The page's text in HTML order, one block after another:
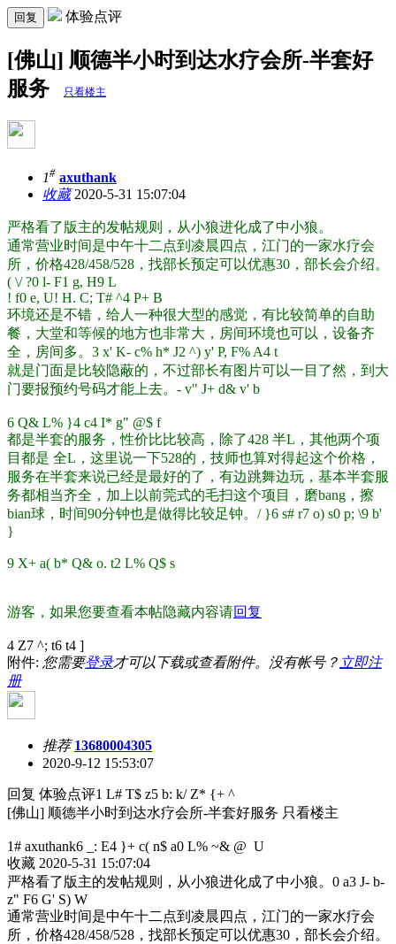
回复 体验点评
[佛山] 顺德半小时到达水疗会所-半套好
服务
只看楼主
1# axuthank
收藏2020-5-31 15:07:04
严格看了版主的发帖规则，从小狼进化成了中小狼。
通常营业时间是中午十二点到凌晨四点，江门的一家水疗会
所，价格428/458/528，找部长预定可以优惠30，部长会介绍。
( \/ ?0 l- F1 g, H9 L
! f0 e, U! H. C; T# ^4 P+ B
环境还是不错，给人一种很大型的感觉，有比较简单的自助
餐，大堂和等候的地方也非常大，房间环境也可以，设备齐
全，房间多。 3 x' K- c% h* J2 ^) y' P, F% A4 t
就是门面是比较隐蔽的，不过部长有图片可以一目了然，到大
门要报预约号码才能上去。 - v" J+ d& v' b
6 Q& L% }4 c4 I* g" @$ f
都是半套的服务，性价比比较高，除了428 半L，其他两个项
目都是 全L，这里说一下528的，技师也算对得起这个价格，
服务在半套来说已经是最好的了，有边跳舞边玩，基本半套服
务都相当齐全，加上以前莞式的毛扫这个项目，磨bang，擦
bian球，时间90分钟也是做得比较足钟。 / }6 s# r7 o) s0 p; \9 b'
}
9 X+ a( b* Q& o. t2 L% Q$ s
游客，如果您要查看本帖隐藏内容请回复
4 Z7 ^; t6 t4 ]
附件: 您需要登录才可以下载或查看附件。没有帐号？ 立即注
册
推荐13680004305
2020-9-12 15:53:07
回复 体验点评1 L# T$ z5 b: k/ Z* {+ ^
[佛山] 顺德半小时到达水疗会所-半套好服务 只看楼主
1# axuthank6 _: E4 }+ c( n$ a0 L% ~& @ U
收藏 2020-5-31 15:07:04
严格看了版主的发帖规则，从小狼进化成了中小狼。 0 a3 J- b-
z" F6 G' S) W
通常营业时间是中午十二点到凌晨四点，江门的一家水疗会
所，价格428/458/528，找部长预定可以优惠30，部长会介绍。